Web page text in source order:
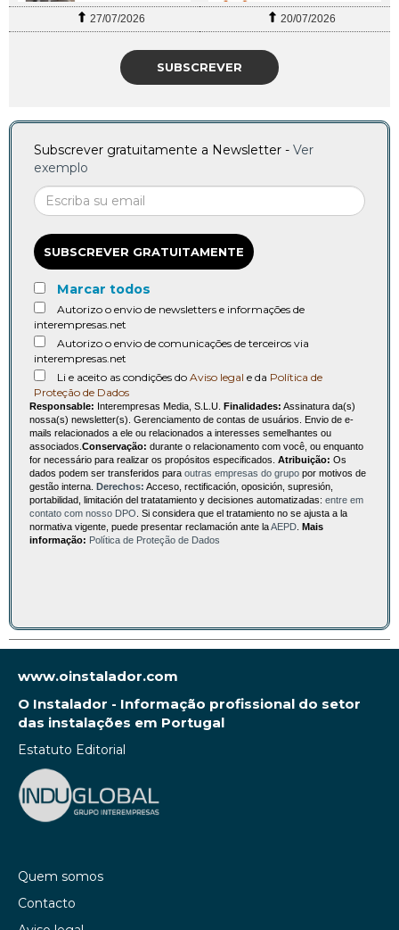
27/07/2026 20/07/2026
SUBSCREVER
Subscrever gratuitamente a Newsletter - Ver
exemplo
SUBSCREVER GRATUITAMENTE
Marcar todos
Autorizo o envio de newsletters e informações de
interempresas.net
Autorizo o envio de comunicações de terceiros via
interempresas.net
Li e aceito as condições do Aviso legal e da Política de
Proteção de Dados
Responsable: Interempresas Media, S.L.U. Finalidades: Assinatura da(s)
nossa(s) newsletter(s). Gerenciamento de contas de usuários. Envio de e-
mails relacionados a ele ou relacionados a interesses semelhantes ou
associados.Conservação: durante o relacionamento com você, ou enquanto
for necessário para realizar os propósitos especificados. Atribuição: Os
dados podem ser transferidos para outras empresas do grupo por motivos de
gestão interna. Derechos: Acceso, rectificación, oposición, supresión,
portabilidad, limitación del tratatamiento y decisiones automatizadas: entre em
contato com nosso DPO. Si considera que el tratamiento no se ajusta a la
normativa vigente, puede presentar reclamación ante laAEPD. Mais
informação: Política de Proteção de Dados
www.oinstalador.com
O Instalador - Informação profissional do setor
das instalações em Portugal
Estatuto Editorial
Quem somos
Contacto